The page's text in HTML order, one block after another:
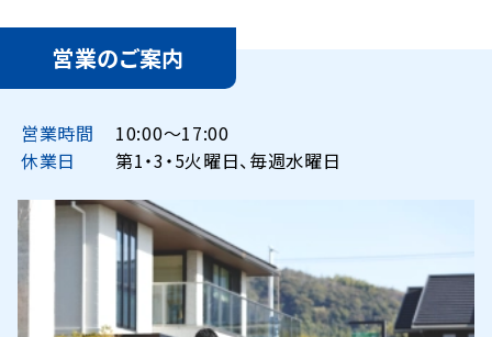
営業のご案内
営業時間
10:00〜17:00
休業日
第1・3・5火曜日、毎週水曜日